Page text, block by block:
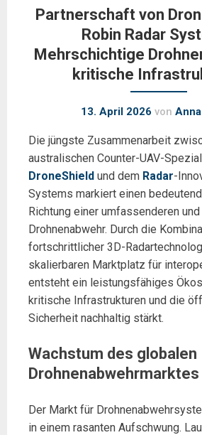
Partnerschaft von
Robin Radar
Mehrschichtige
kritische
13. April 2026 von
Die jüngste Zusammenarbeit
australischen Counter-UAV-
DroneShield und dem Radar-
Systems markiert einen
Richtung einer umfassenderen
Drohnenabwehr. Durch die
fortschrittlicher 3D-
skalierbaren Marktplatz für
entsteht ein leistungsfähiges
kritische Infrastrukturen und die
Sicherheit nachhaltig stärkt.
Wachstum des globalen
Der Markt für
in einem rasanten Aufschwung.